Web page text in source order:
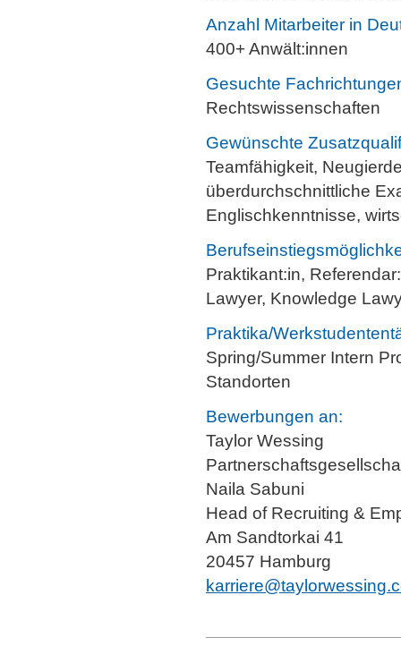
Anzahl Mitarbeiter in
400+ Anwält:innen
Gesuchte
Rechtswissenschaften
Gewünschte
Teamfähigkeit,
überdurchschnittliche
Englischkenntnisse,
Praktikant:in,
Lawyer, Knowledge
Praktika/
Spring/Summer Intern
Standorten
Bewerbungen an:
Taylor Wessing
Naila Sabuni
Head of Recruiting &
Am Sandtorkai 41
20457 Hamburg